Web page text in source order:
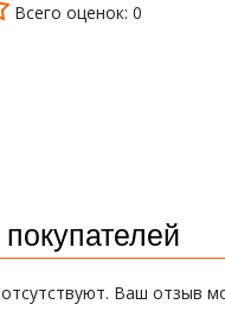
Всего оценок: 0
Ваш отзыв